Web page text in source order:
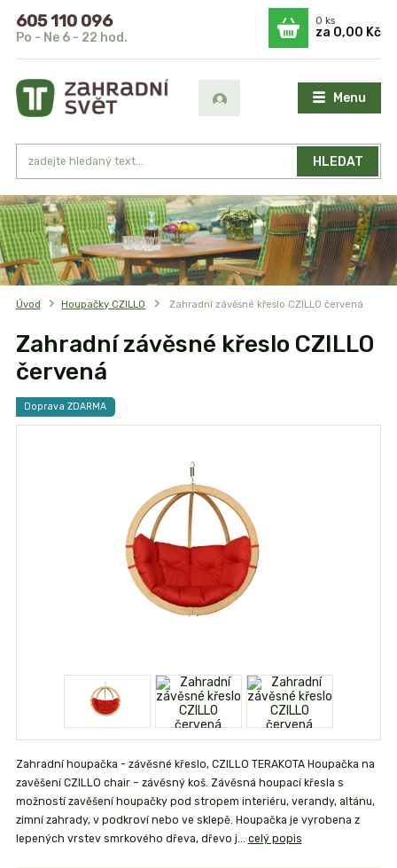
Menu
HLEDAT
605 110 096
Po - Ne 6 - 22 hod.
0ks
za 0,00 Kč
Úvod Houpačky CZILLO Zahradní závěsné křeslo CZILLO červená
Zahradní závěsné křeslo CZILLO
červená
Doprava ZDARMA
Zahradní houpačka - závěsné křeslo, CZILLO TERAKOTA Houpačka na
zavěšení CZILLO chair – závěsný koš. Závěsná houpací křesla s
možností zavěšení houpačky pod stropem interiéru, verandy, altánu,
zimní zahrady, v podkroví nebo ve sklepě. Houpačka je vyrobena z
lepených vrstev smrkového dřeva, dřevo j... celý popis